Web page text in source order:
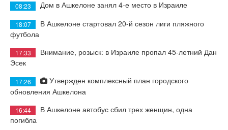
08:23 Дом в Ашкелоне занял 4-е место в Израиле
18:07
В Ашкелоне стартовал 20-й сезон лиги пляжного
футбола
17:33
Внимание, розыск: в Израиле пропал 45-летний Дан
Эсек
17:26
Утвержден комплексный план городского
обновления Ашкелона
16:44
В Ашкелоне автобус сбил трех женщин, одна
погибла